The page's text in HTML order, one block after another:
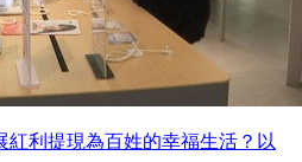
紅利提現為百姓的幸福生活？以